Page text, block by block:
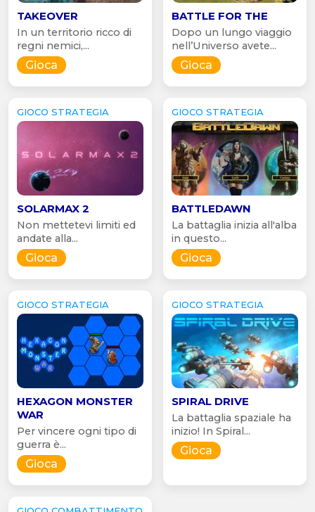
TAKEOVER
In un territorio ricco di
regni nemici,...
Gioca
BATTLE FOR THE
Dopo un lungo viaggio
nell’Universo avete...
Gioca
GIOCO STRATEGIA
SOLARMAX 2
Non mettetevi limiti ed
andate alla...
Gioca
GIOCO STRATEGIA
BATTLEDAWN
La battaglia inizia all'alba
in questo...
Gioca
GIOCO STRATEGIA
HEXAGON MONSTER
WAR
Per vincere ogni tipo di
guerra è...
Gioca
GIOCO STRATEGIA
SPIRAL DRIVE
La battaglia spaziale ha
inizio! In Spiral...
Gioca